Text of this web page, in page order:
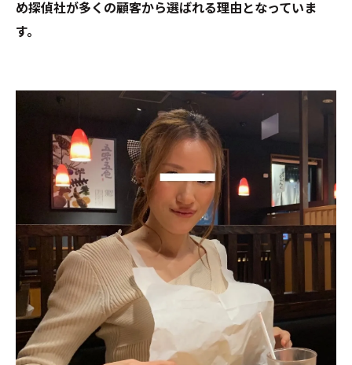
め探偵社が多くの顧客から選ばれる理由となっていま
す。